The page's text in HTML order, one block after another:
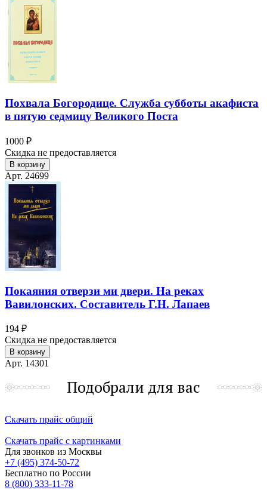
Похвала Богородице. Служба субботы акафиста
в пятую седмицу Великого Поста
1000 ₽
Скидка не предоставляется
В корзину
Арт. 24699
Покаяния отверзи ми двери. На реках
Вавилонских. Составитель Г.Н. Лапаев
194 ₽
Скидка не предоставляется
В корзину
Арт. 14301
Подобрали для вас
Скачать прайс общий
Скачать прайс с картинками
Для звонков из Москвы
+7 (495) 374-50-72
Бесплатно по России
8 (800) 333-11-78